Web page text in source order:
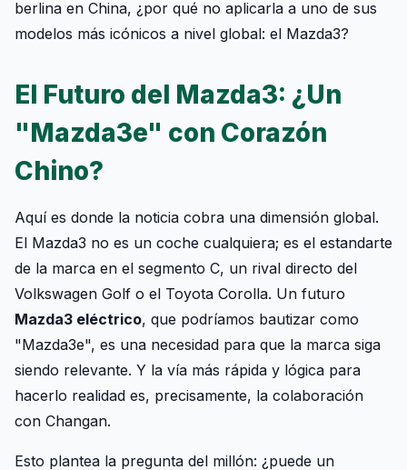
berlina en China, ¿por qué no aplicarla a uno de sus
modelos más icónicos a nivel global: el Mazda3?
El Futuro del Mazda3: ¿Un
"Mazda3e" con Corazón
Chino?
Aquí es donde la noticia cobra una dimensión global.
El Mazda3 no es un coche cualquiera; es el estandarte
de la marca en el segmento C, un rival directo del
Volkswagen Golf o el Toyota Corolla. Un futuro
Mazda3 eléctrico, que podríamos bautizar como
"Mazda3e", es una necesidad para que la marca siga
siendo relevante. Y la vía más rápida y lógica para
hacerlo realidad es, precisamente, la colaboración
con Changan.
Esto plantea la pregunta del millón: ¿puede un